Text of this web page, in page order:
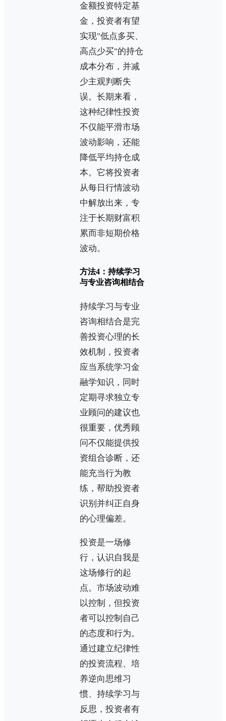
金额投资特定基
金，投资者有望
实现"低点多买、
高点少买"的持仓
成本分布，并减
少主观判断失
误。长期来看，
这种纪律性投资
不仅能平滑市场
波动影响，还能
降低平均持仓成
本。它将投资者
从每日行情波动
中解放出来，专
注于长期财富积
累而非短期价格
波动。
方法4：持续学习
与专业咨询相结合
持续学习与专业
咨询相结合是完
善投资心理的长
效机制，投资者
应当系统学习金
融学知识，同时
定期寻求独立专
业顾问的建议也
很重要，优秀顾
问不仅能提供投
资组合诊断，还
能充当行为教
练，帮助投资者
识别并纠正自身
的心理偏差。
投资是一场修
行，认识自我是
这场修行的起
点。市场波动难
以控制，但投资
者可以控制自己
的态度和行为。
通过建立纪律性
的投资流程、培
养逆向思维习
惯、持续学习与
反思，投资者有